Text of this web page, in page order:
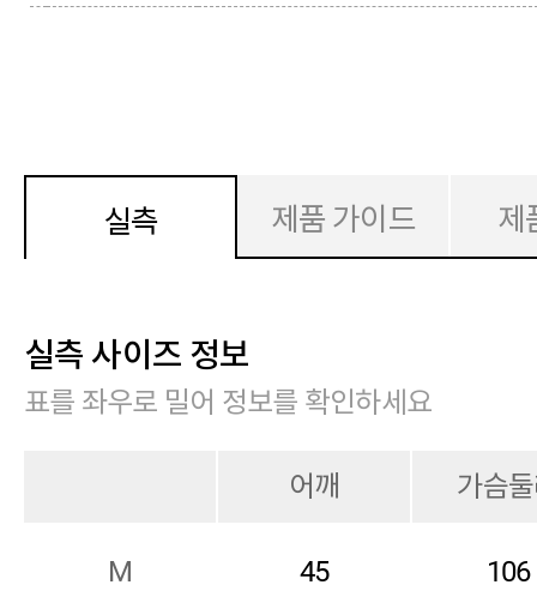
실측 제품 가이드 제
실측 사이즈 정보
표를 좌우로 밀어 정보를 확인하세요
어깨 가슴
M 45 106